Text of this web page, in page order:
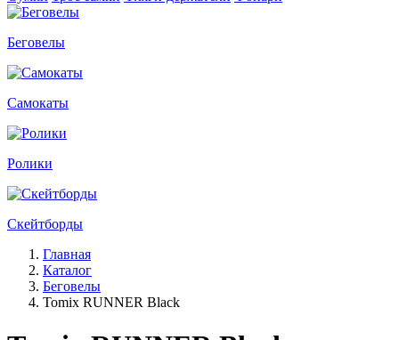
Беговелы
Самокаты
Ролики
Скейтборды
Главная
Каталог
Беговелы
Tomix RUNNER Black